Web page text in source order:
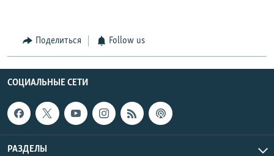
Поделиться Follow us
СОЦИАЛЬНЫЕ СЕТИ
РАЗДЕЛЫ